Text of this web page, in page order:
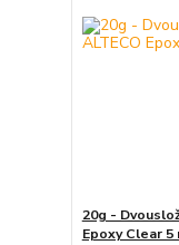
20g -
Epoxy Clear 5